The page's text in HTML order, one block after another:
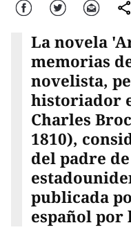
Facebook Twitter Correo
La novela
memorias
novelista,
historiador
Charles
1810),
del padre
publicada
español por